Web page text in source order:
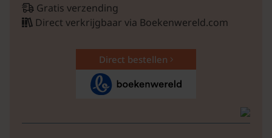
Gratis verzending
Direct verkrijgbaar via Boekenwereld.com
Direct bestellen